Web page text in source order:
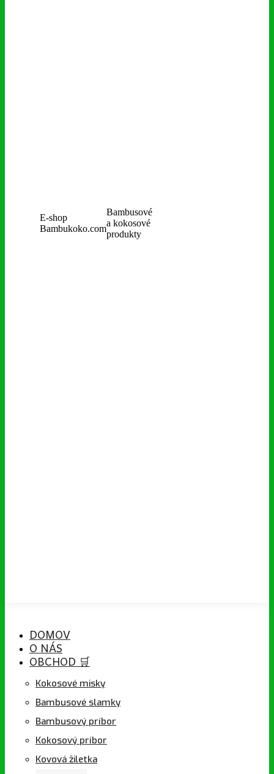
E-shop
Bambukoko.com
Bambusové
a kokosové
produkty
DOMOV
O NÁS
OBCHOD 🛒
Kokosové misky
Bambusové slamky
Bambusový príbor
Kokosový príbor
Kovová žiletka